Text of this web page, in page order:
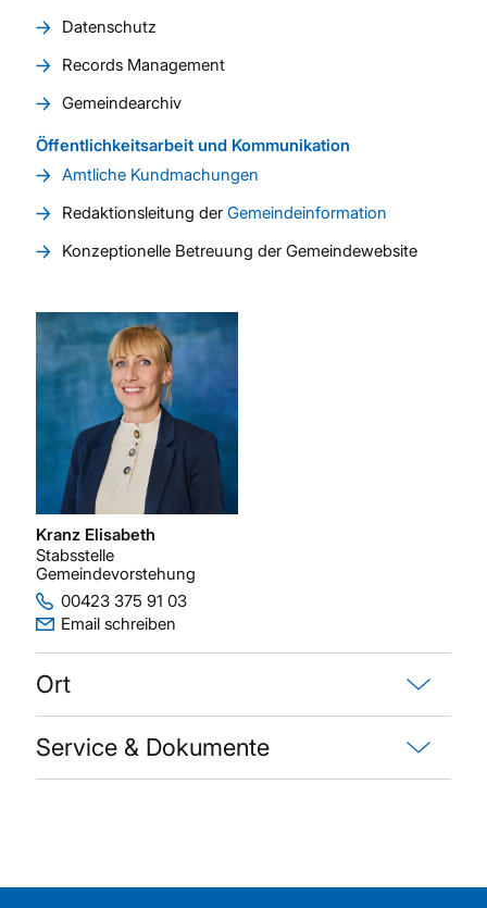
Datenschutz
Records Management
Gemeindearchiv
Öffentlichkeitsarbeit und Kommunikation
Amtliche Kundmachungen
Redaktionsleitung der Gemeindeinformation
Konzeptionelle Betreuung der Gemeindewebsite
Kranz Elisabeth
Stabsstelle
Gemeindevorstehung
00423 375 91 03
Email schreiben
Ort
Service & Dokumente